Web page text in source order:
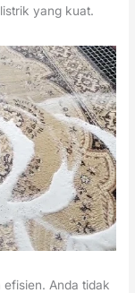
yang kuat.
efisien. Anda tidak